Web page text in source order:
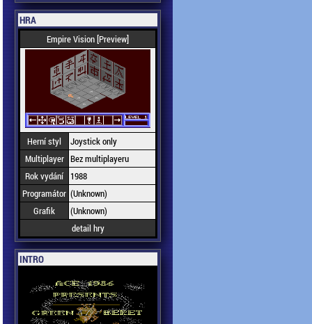
HRA
Empire Vision [Preview]
Herní styl
Joystick only
Multiplayer Bez multiplayeru
Rok vydání
1988
Programátor (Unknown)
Grafik
(Unknown)
detail hry
INTRO